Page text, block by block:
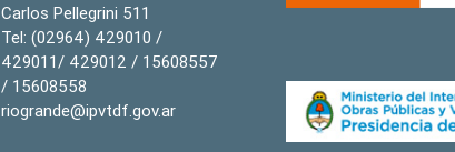
Carlos Pellegrini 511
Tel: (02964) 429010 /
429011/ 429012 / 15608557
/ 15608558
riogrande@ipvtdf.gov.ar